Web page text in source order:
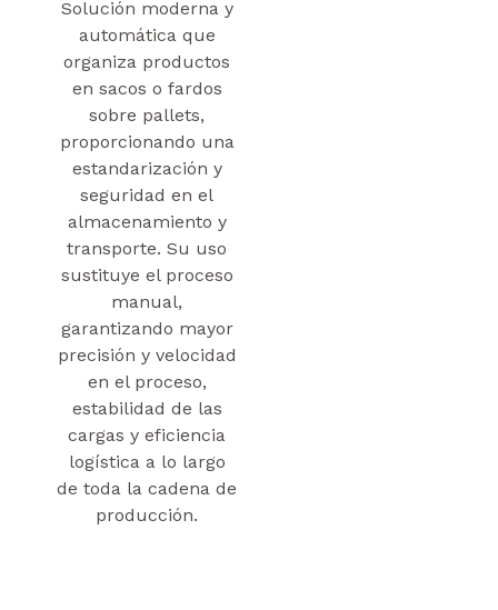
Solución moderna y
automática que
organiza productos
en sacos o fardos
sobre pallets,
proporcionando una
estandarización y
seguridad en el
almacenamiento y
transporte. Su uso
sustituye el proceso
manual,
garantizando mayor
precisión y velocidad
en el proceso,
estabilidad de las
cargas y eficiencia
logística a lo largo
de toda la cadena de
producción.